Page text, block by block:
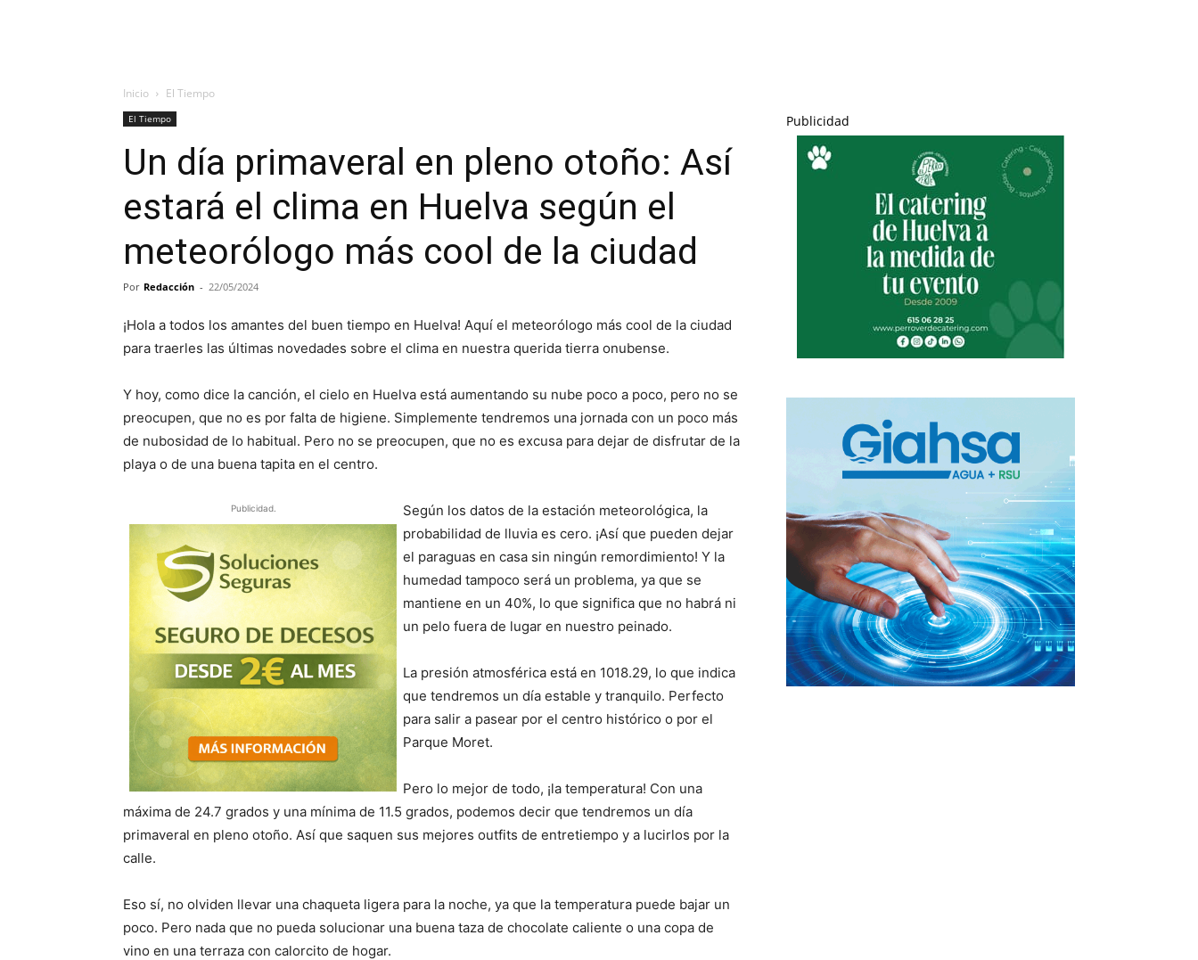
Inicio El Tiempo
El Tiempo
Un día primaveral en pleno otoño: Así
estará el clima en Huelva según el
meteorólogo más cool de la ciudad
Por Redacción - 22/05/2024
¡Hola a todos los amantes del buen tiempo en Huelva! Aquí el meteorólogo más cool de la ciudad
para traerles las últimas novedades sobre el clima en nuestra querida tierra onubense.
Y hoy, como dice la canción, el cielo en Huelva está aumentando su nube poco a poco, pero no se
preocupen, que no es por falta de higiene. Simplemente tendremos una jornada con un poco más
de nubosidad de lo habitual. Pero no se preocupen, que no es excusa para dejar de disfrutar de la
playa o de una buena tapita en el centro.
Publicidad.
Según los datos de la estación meteorológica, la
probabilidad de lluvia es cero. ¡Así que pueden dejar
el paraguas en casa sin ningún remordimiento! Y la
humedad tampoco será un problema, ya que se
mantiene en un 40%, lo que significa que no habrá ni
un pelo fuera de lugar en nuestro peinado.
La presión atmosférica está en 1018.29, lo que indica
que tendremos un día estable y tranquilo. Perfecto
para salir a pasear por el centro histórico o por el
Parque Moret.
Pero lo mejor de todo, ¡la temperatura! Con una
máxima de 24.7 grados y una mínima de 11.5 grados, podemos decir que tendremos un día
primaveral en pleno otoño. Así que saquen sus mejores outfits de entretiempo y a lucirlos por la
calle.
Eso sí, no olviden llevar una chaqueta ligera para la noche, ya que la temperatura puede bajar un
poco. Pero nada que no pueda solucionar una buena taza de chocolate caliente o una copa de
vino en una terraza con calorcito de hogar.
Publicidad